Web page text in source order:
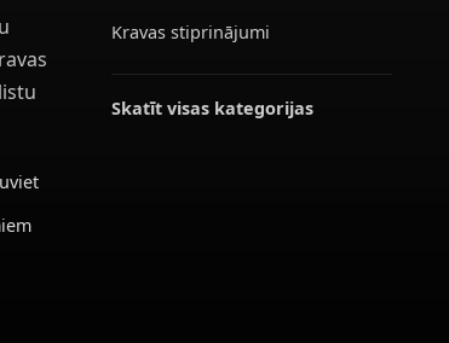
Kravas stiprinājumi
Skatīt visas kategorijas